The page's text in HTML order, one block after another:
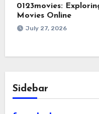
0123movies:
Movies Online
July 27, 2026
Sidebar